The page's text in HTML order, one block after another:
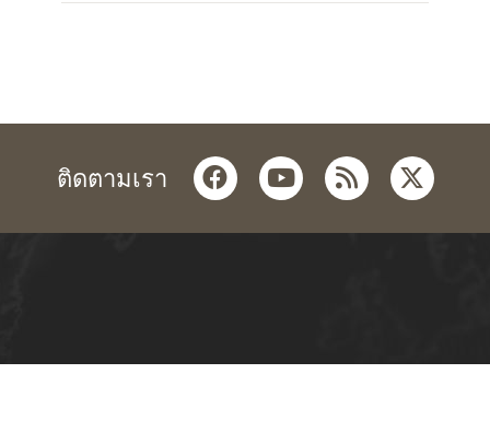
ติดตามเรา facebookyoutube
rss twitter